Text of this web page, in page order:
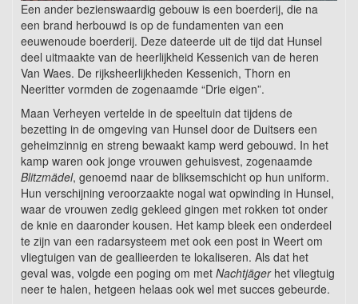
Een ander bezienswaardig gebouw is een boerderij, die na
een brand herbouwd is op de fundamenten van een
eeuwenoude boerderij. Deze dateerde uit de tijd dat Hunsel
deel uitmaakte van de heerlijkheid Kessenich van de heren
Van Waes. De rijksheerlijkheden Kessenich, Thorn en
Neeritter vormden de zogenaamde “Drie eigen”.
Maan Verheyen vertelde in de speeltuin dat tijdens de
bezetting in de omgeving van Hunsel door de Duitsers een
geheimzinnig en streng bewaakt kamp werd gebouwd. In het
kamp waren ook jonge vrouwen gehuisvest, zogenaamde
Blitzmädel, genoemd naar de bliksemschicht op hun uniform.
Hun verschijning veroorzaakte nogal wat opwinding in Hunsel,
waar de vrouwen zedig gekleed gingen met rokken tot onder
de knie en daaronder kousen. Het kamp bleek een onderdeel
te zijn van een radarsysteem met ook een post in Weert om
vliegtuigen van de geallieerden te lokaliseren. Als dat het
geval was, volgde een poging om met Nachtjäger het vliegtuig
neer te halen, hetgeen helaas ook wel met succes gebeurde.